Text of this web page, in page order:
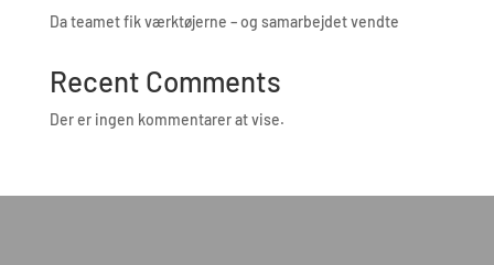
Da teamet fik værktøjerne – og samarbejdet vendte
Recent Comments
Der er ingen kommentarer at vise.